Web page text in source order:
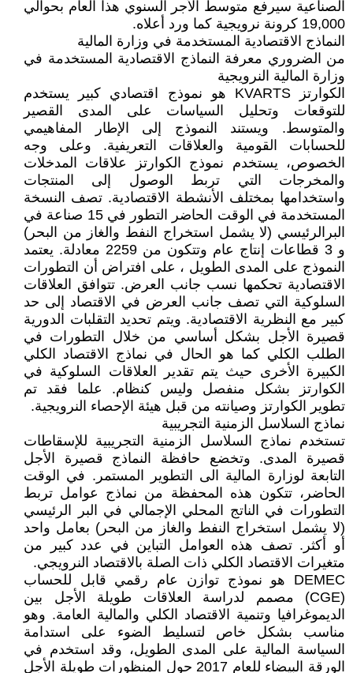
الصناعية سيرفع متوسط الأجر السنوي هذا العام بحوالي
19,000 كرونة نرويجية كما ورد أعلاه.
النماذج الاقتصادية المستخدمة في وزارة المالية
من الضروري معرفة النماذج الاقتصادية المستخدمة في
وزارة المالية النرويجية
الكوارتز KVARTS هو نموذج اقتصادي كبير يستخدم
للتوقعات وتحليل السياسات على المدى القصير
والمتوسط. ويستند النموذج إلى الإطار المفاهيمي
للحسابات القومية والعلاقات التعريفية. وعلى وجه
الخصوص، يستخدم نموذج الكوارتز علاقات المدخلات
والمخرجات التي تربط الوصول إلى المنتجات
واستخدامها بمختلف الأنشطة الاقتصادية. تصف النسخة
المستخدمة في الوقت الحاضر التطور في 15 صناعة في
البرالرئيسي (لا يشمل استخراج النفط والغاز من البحر)
و 3 قطاعات إنتاج عام وتتكون من 2259 معادلة. يعتمد
النموذج على المدى الطويل ، على افتراض أن التطورات
الاقتصادية تحكمها نسب جانب العرض. تتوافق العلاقات
السلوكية التي تصف جانب العرض في الاقتصاد إلى حد
كبير مع النظرية الاقتصادية. ويتم تحديد التقلبات الدورية
قصيرة الأجل بشكل أساسي من خلال التطورات في
الطلب الكلي كما هو الحال في نماذج الاقتصاد الكلي
الكبيرة الأخرى حيث يتم تقدير العلاقات السلوكية في
الكوارتز بشكل منفصل وليس كنظام. علما فقد تم
تطوير الكوارتز وصيانته من قبل هيئة الإحصاء النرويجية.
نماذج السلاسل الزمنية التجريبية
تستخدم نماذج السلاسل الزمنية التجريبية للإسقاطات
قصيرة المدى. وتخضع حافظة النماذج قصيرة الأجل
التابعة لوزارة المالية الى التطوير المستمر. في الوقت
الحاضر، تتكون هذه المحفظة من نماذج عوامل تربط
التطورات في الناتج المحلي الإجمالي في البر الرئيسي
(لا يشمل استخراج النفط والغاز من البحر) بعامل واحد
أو أكثر. تصف هذه العوامل التباين في عدد كبير من
متغيرات الاقتصاد الكلي ذات الصلة بالاقتصاد النرويجي.
DEMEC هو نموذج توازن عام رقمي قابل للحساب
(CGE) مصمم لدراسة العلاقات طويلة الأجل بين
الديموغرافيا وتنمية الاقتصاد الكلي والمالية العامة. وهو
مناسب بشكل خاص لتسليط الضوء على استدامة
السياسة المالية على المدى الطويل، وقد استخدم في
الورقة البيضاء للعام 2017 حول المنظورات طويلة الأجل